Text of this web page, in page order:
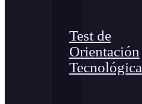
Test de
Orientación
Tecnológica